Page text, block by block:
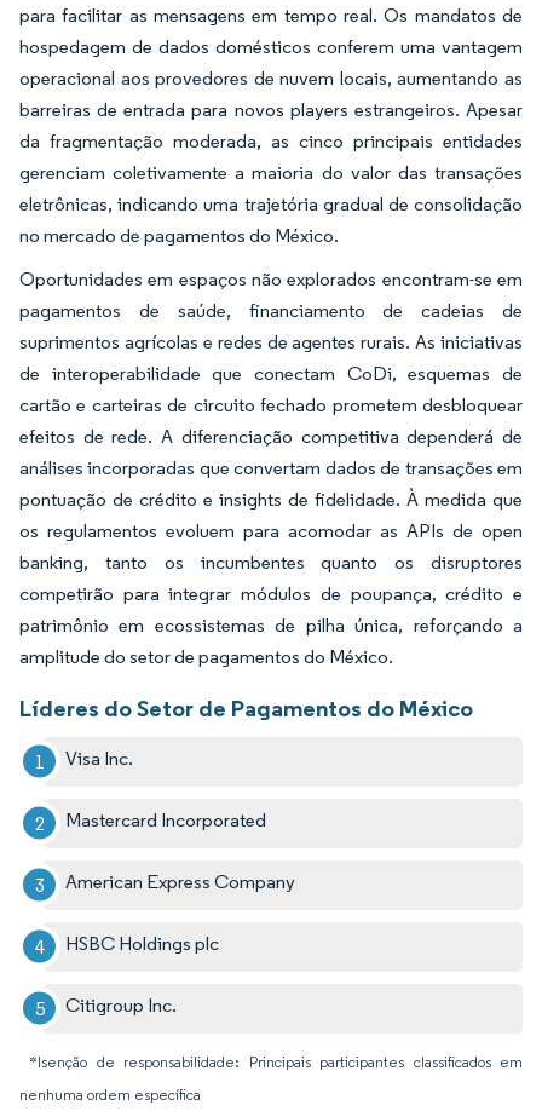
para facilitar as mensagens em tempo real. Os mandatos de
hospedagem de dados domésticos conferem uma vantagem
operacional aos provedores de nuvem locais, aumentando as
barreiras de entrada para novos players estrangeiros. Apesar
da fragmentação moderada, as cinco principais entidades
gerenciam coletivamente a maioria do valor das transações
eletrônicas, indicando uma trajetória gradual de consolidação
no mercado de pagamentos do México.
Oportunidades em espaços não explorados encontram-se em
pagamentos de saúde, financiamento de cadeias de
suprimentos agrícolas e redes de agentes rurais. As iniciativas
de interoperabilidade que conectam CoDi, esquemas de
cartão e carteiras de circuito fechado prometem desbloquear
efeitos de rede. A diferenciação competitiva dependerá de
análises incorporadas que convertam dados de transações em
pontuação de crédito e insights de fidelidade. À medida que
os regulamentos evoluem para acomodar as APIs de open
banking, tanto os incumbentes quanto os disruptores
competirão para integrar módulos de poupança, crédito e
patrimônio em ecossistemas de pilha única, reforçando a
amplitude do setor de pagamentos do México.
Líderes do Setor de Pagamentos do México
Visa Inc.
Mastercard Incorporated
American Express Company
HSBC Holdings plc
Citigroup Inc.
*Isenção de responsabilidade: Principais participantes classificados em
nenhuma ordem específica